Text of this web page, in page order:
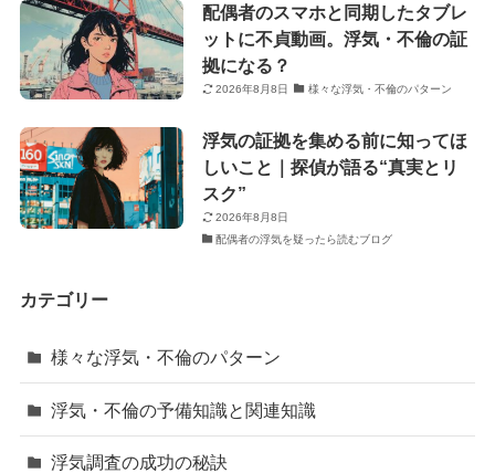
配偶者のスマホと同期したタブレ
ットに不貞動画。浮気・不倫の証
拠になる？
2026年8月8日 様々な浮気・不倫のパターン
浮気の証拠を集める前に知ってほ
しいこと｜探偵が語る“真実とリ
スク”
2026年8月8日
配偶者の浮気を疑ったら読むブログ
カテゴリー
様々な浮気・不倫のパターン
浮気・不倫の予備知識と関連知識
浮気調査の成功の秘訣